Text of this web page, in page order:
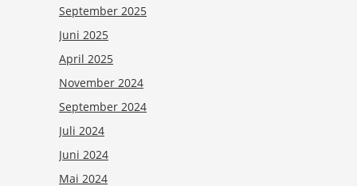
September 2025
Juni 2025
April 2025
November 2024
September 2024
Juli 2024
Juni 2024
Mai 2024